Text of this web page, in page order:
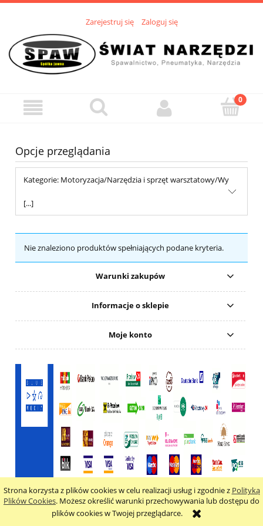
Strona korzysta z plików cookies w celu realizacji usług i zgodnie z Polityką
Plików Cookies. Możesz określić warunki przechowywania lub dostępu do
plików cookies w Twojej przeglądarce.
Zarejestruj się Zaloguj się
Opcje przeglądania
Kategorie: Motoryzacja/Narzędzia i sprzęt warsztatowy/Wy
[...]
Nie znaleziono produktów spełniających podane kryteria.
Warunki zakupów
Informacje o sklepie
Moje konto
pokaż pełną wersję strony
Sklep internetowy Shoper.pl